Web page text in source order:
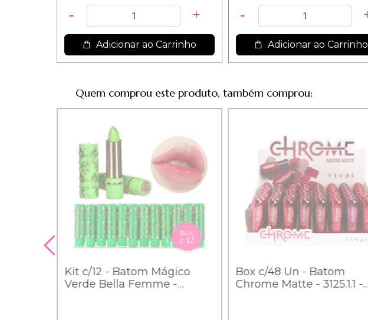
Adicionar ao Carrinho Adicionar ao Carrinho
Quem comprou este produto, também comprou:
Kit c/12 - Batom Mágico
Verde Bella Femme -
Box c/48 Un - Batom
Chrome Matte - 3125.1.1 -